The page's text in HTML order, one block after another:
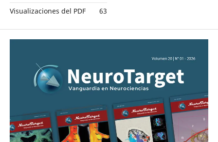
Visualizaciones del PDF 63